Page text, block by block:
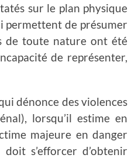
sur le plan physique
permettent de présumer
de toute nature ont été
de représenter,
dénonce des violences
lorsqu’il estime en
majeure en danger
s’efforcer d’obtenir